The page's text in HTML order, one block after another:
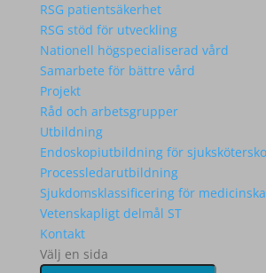
RSG patientsäkerhet
RSG stöd för utveckling
Nationell högspecialiserad vård
Samarbete för bättre vård
Projekt
Råd och arbetsgrupper
Utbildning
Endoskopiutbildning för
Processledarutbildning
Sjukdomsklassificering för
Vetenskapligt delmål ST
Kontakt
Välj en sida